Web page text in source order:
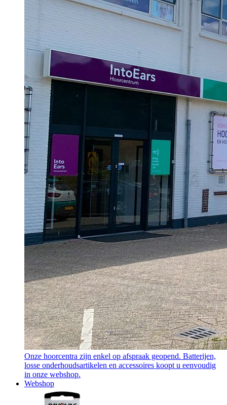
Onze hoorcentra zijn enkel op afspraak geopend. Batterijen,
losse onderhoudsartikelen en accessoires koopt u eenvoudig
in onze webshop.
Webshop